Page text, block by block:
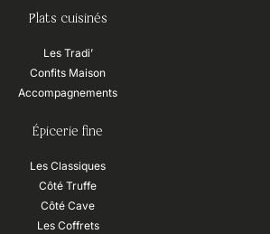
Plats cuisinés
Les Tradi’
Confits Maison
Accompagnements
Épicerie fine
Les Classiques
Côté Truffe
Côté Cave
Les Coffrets